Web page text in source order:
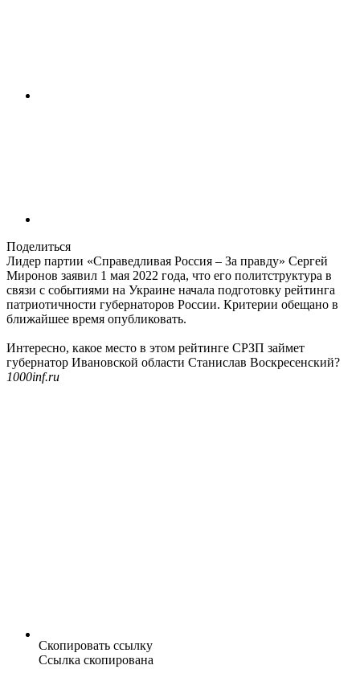
Поделиться
Лидер партии «Справедливая Россия – За правду» Сергей
Миронов заявил 1 мая 2022 года, что его политструктура в
связи с событиями на Украине начала подготовку рейтинга
патриотичности губернаторов России. Критерии обещано в
ближайшее время опубликовать.
Интересно, какое место в этом рейтинге СРЗП займет
губернатор Ивановской области Станислав Воскресенский?
1000inf.ru
Скопировать ссылку
Ссылка скопирована